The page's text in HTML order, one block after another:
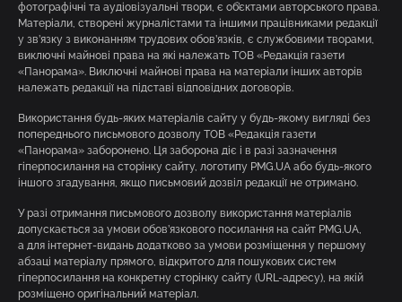
фотографічні та аудіовізуальні твори, є об’єктами авторського права.
Матеріали, створені журналістами та іншими працівниками редакції
у зв’язку з виконанням трудових обов’язків, є службовими творами,
виключні майнові права на які належать ТОВ «Редакція газети
«Панорама». Виключні майнові права на матеріали інших авторів
належать редакції на підставі відповідних договорів.
Використання будь-яких матеріалів сайту у будь-якому вигляді без
попереднього письмового дозволу ТОВ «Редакція газети
«Панорама» заборонено. Ця заборона діє і в разі зазначення
гіперпосилання на сторінку сайту, логотипу PMG.UA або будь-якого
іншого згадування, якщо письмовий дозвіл редакції не отримано.
У разі отримання письмового дозволу використання матеріалів
допускається за умови обов’язкового посилання на сайт PMG.UA,
а для інтернет-видань додатково за умови розміщення у першому
абзаці матеріалу прямого, відкритого для пошукових систем
гіперпосилання на конкретну сторінку сайту (URL-адресу), на якій
розміщено оригінальний матеріал.